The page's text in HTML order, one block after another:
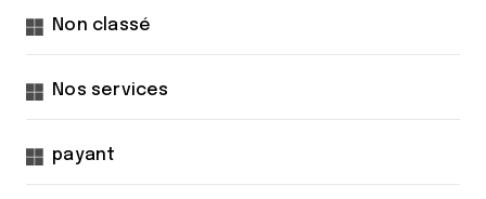
Non classé
Nos services
payant